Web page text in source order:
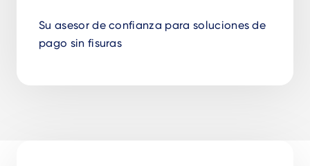
Su asesor de confianza para soluciones de
pago sin fisuras